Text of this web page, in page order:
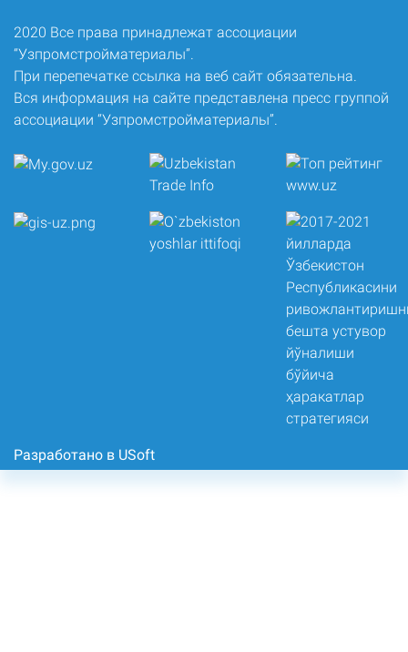
2020 Все права принадлежат ассоциации
“Узпромстройматериалы”.
При перепечатке ссылка на веб сайт обязательна.
Вся информация на сайте представлена пресс группой
ассоциации “Узпромстройматериалы”.
Разработано в USoft